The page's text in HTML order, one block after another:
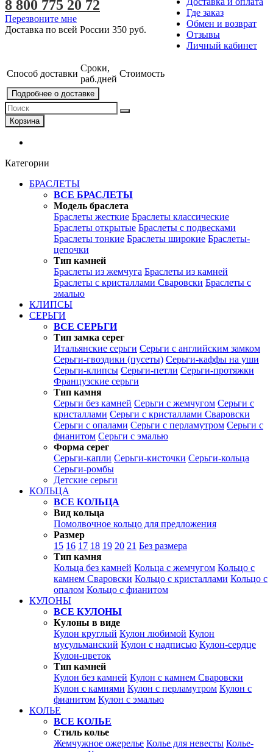
Где заказ
Обмен и возврат
Отзывы
Личный кабинет
8 800 775 20 72
Перезвоните мне
Доставка по всей России 350 руб.
Способ доставки
Сроки,
раб.дней
Стоимость
Подробнее о доставке
Корзина
Категории
БРАСЛЕТЫ
ВСЕ БРАСЛЕТЫ
Модель браслета
Браслеты жесткие Браслеты классические
Браслеты открытые Браслеты с подвесками
Браслеты тонкие Браслеты широкие Браслеты-
цепочки
Тип камней
Браслеты из жемчуга Браслеты из камней
Браслеты с кристаллами Сваровски Браслеты с
эмалью
КЛИПСЫ
СЕРЬГИ
ВСЕ СЕРЬГИ
Тип замка серег
Итальянские серьги Серьги с английским замком
Серьги-гвоздики (пусеты) Серьги-каффы на уши
Серьги-клипсы Серьги-петли Серьги-протяжки
Французские серьги
Тип камня
Серьги без камней Серьги с жемчугом Серьги с
кристаллами Серьги с кристаллами Сваровски
Серьги с опалами Серьги с перламутром Серьги с
фианитом Серьги с эмалью
Форма серег
Серьги-капли Серьги-кисточки Серьги-кольца
Серьги-ромбы
Детские серьги
КОЛЬЦА
ВСЕ КОЛЬЦА
Вид кольца
Помолвочное кольцо для предложения
Размер
15 16 17 18 19 20 21 Без размера
Тип камня
Кольца без камней Кольца с жемчугом Кольцо с
камнем Сваровски Кольцо с кристаллами Кольцо с
опалом Кольцо с фианитом
КУЛОНЫ
ВСЕ КУЛОНЫ
Кулоны в виде
Кулон круглый Кулон любимой Кулон
мусульманский Кулон с надписью Кулон-сердце
Кулон-цветок
Тип камней
Кулон без камней Кулон с камнем Сваровски
Кулон с камнями Кулон с перламутром Кулон с
фианитом Кулон с эмалью
КОЛЬЕ
ВСЕ КОЛЬЕ
Стиль колье
Жемчужное ожерелье Колье для невесты Колье-